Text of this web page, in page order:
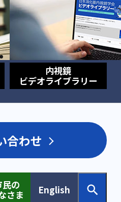
内視鏡
ビデオライブラリー
合わせ
民の
さま
English